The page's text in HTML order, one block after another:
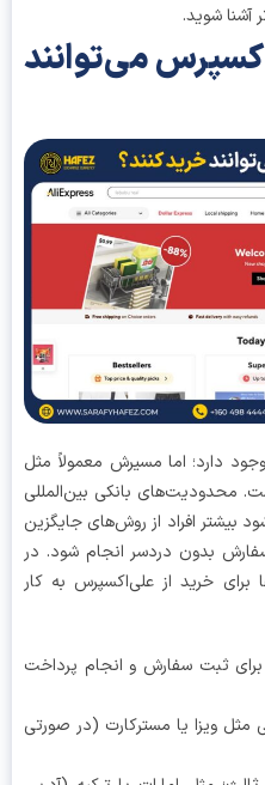
می‌توانند
اما مسیرش معمولاً مثل
بانکی بین‌المللی
افراد از روش‌های جایگزین
بدون دردسر انجام شود. در
خرید از علی‌اکسپرس به کار
ثبت سفارش و انجام پرداخت
ویزا یا مسترکارت (در صورتی